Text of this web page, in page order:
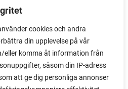
cookies och andra
din upplevelse på vår
eller komma åt information från
såsom din IP-adress
att ge dig personliga annonser